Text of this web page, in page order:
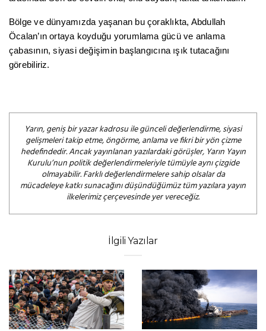
Bölge ve dünyamızda yaşanan bu çoraklıkta, Abdullah
Öcalan’ın ortaya koyduğu yorumlama gücü ve anlama
çabasının, siyasi değişimin başlangıcına ışık tutacağını
görebiliriz.
Yarın, geniş bir yazar kadrosu ile günceli değerlendirme, siyasi
gelişmeleri takip etme, öngörme, anlama ve fikri bir yön çizme
hedefindedir. Ancak yayınlanan yazılardaki görüşler, Yarın Yayın
Kurulu’nun politik değerlendirmeleriyle tümüyle aynı çizgide
olmayabilir. Farklı değerlendirmelere sahip olsalar da
mücadeleye katkı sunacağını düşündüğümüz tüm yazılara yayın
ilkelerimiz çerçevesinde yer vereceğiz.
İlgili Yazılar